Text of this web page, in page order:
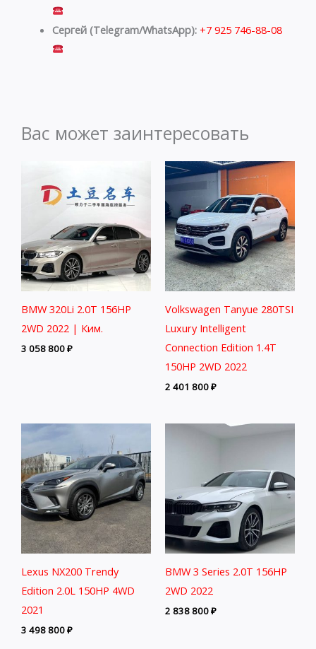
Сергей (Telegram/WhatsApp): +7 925 746-88-08
Вас может заинтересовать
BMW 320Li 2.0T 156HP
2WD 2022 | Ким.
3 058 800₽
Volkswagen Tanyue 280TSI
Luxury Intelligent
Connection Edition 1.4T
150HP 2WD 2022
2 401 800₽
Lexus NX200 Trendy
Edition 2.0L 150HP 4WD
2021
3 498 800₽
BMW 3 Series 2.0T 156HP
2WD 2022
2 838 800₽